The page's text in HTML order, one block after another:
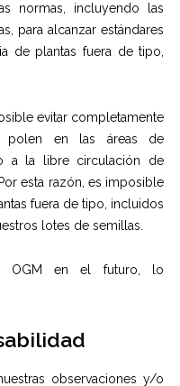
normas, incluyendo las
para alcanzar estándares
de plantas fuera de tipo,
evitar completamente
polen en las áreas de
a la libre circulación de
esta razón, es imposible
fuera de tipo, incluidos
lotes de semillas.
OGM en el futuro, lo
observaciones y/o